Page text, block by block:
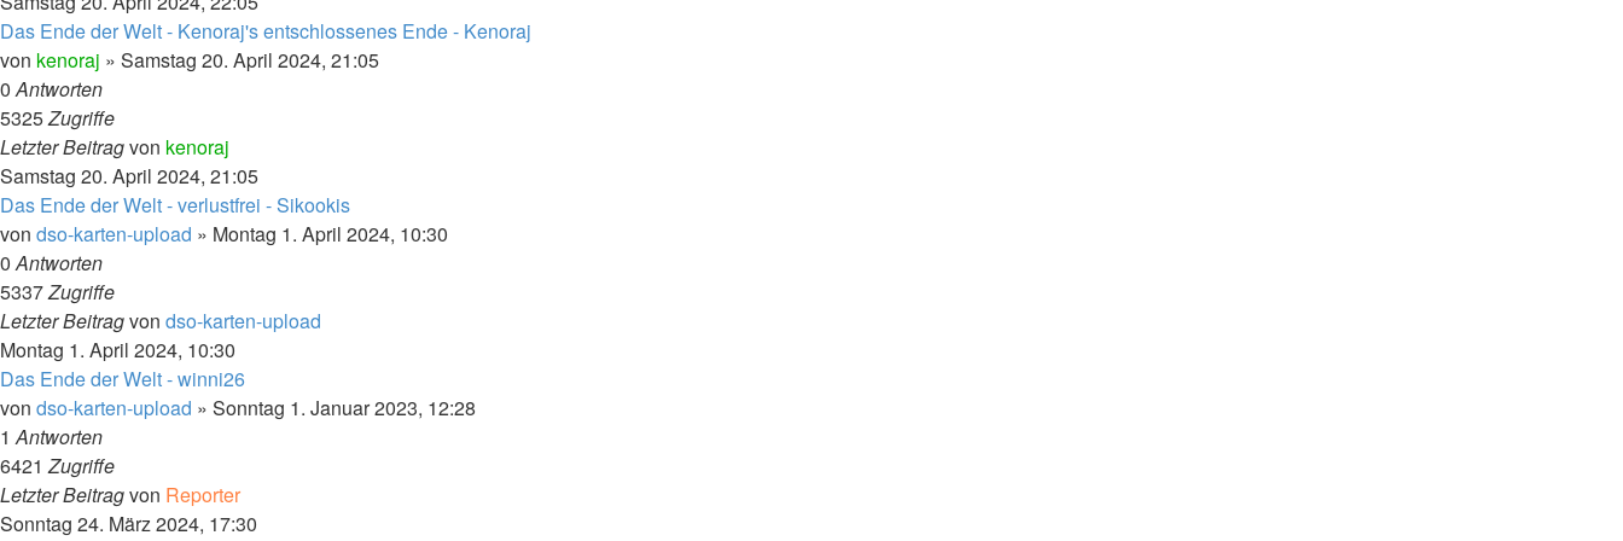
Das Ende der Welt - Kenoraj's entschlossenes Ende - Kenoraj
von kenoraj » Samstag 20. April 2024, 21:05
0Antworten
5325Zugriffe
Letzter Beitragvon kenoraj
Samstag 20. April 2024, 21:05
Das Ende der Welt - verlustfrei - Sikookis
von dso-karten-upload » Montag 1. April 2024, 10:30
0Antworten
5337Zugriffe
Letzter Beitragvon dso-karten-upload
Montag 1. April 2024, 10:30
Das Ende der Welt - winni26
von dso-karten-upload » Sonntag 1. Januar 2023, 12:28
1Antworten
6421Zugriffe
Letzter Beitragvon Reporter
Sonntag 24. März 2024, 17:30